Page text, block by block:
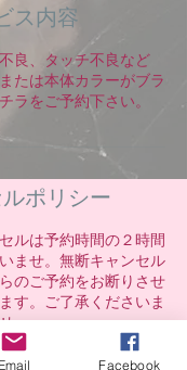
ス内容
良、タッチ不良など
たは本体カラーがブラ
ラをご予約下さい。
ポリシー
ルは予約時間の２時間
ませ。無断キャンセル
のご予約をお断りさせ
す。ご了承くださいま
せ。
Email Facebook